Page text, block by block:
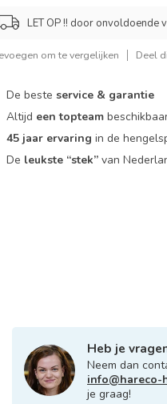
LET OP !! door onvoldoende
om te vergelijken Deel
De beste service & garantie
Altijd een topteam
45 jaar ervaring in de
De leukste “stek” van
Heb je
Neem dan
je graag!